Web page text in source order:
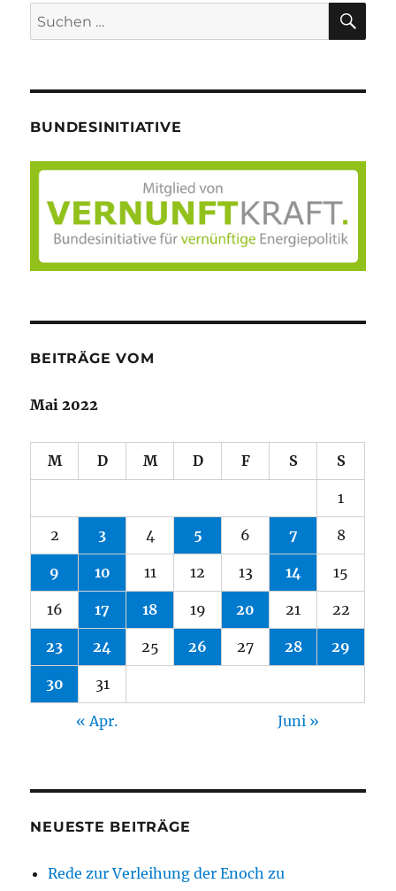
Suche
nach:
BUNDESINITIATIVE
BEITRÄGE VOM
Mai 2022
M D M D F S S
1
2 3 4 5 6 7 8
9 10 11 12 13 14 15
16 17 18 19 20 21 22
23 24 25 26 27 28 29
30 31
« Apr. Juni »
NEUESTE BEITRÄGE
Rede zur Verleihung der Enoch zu